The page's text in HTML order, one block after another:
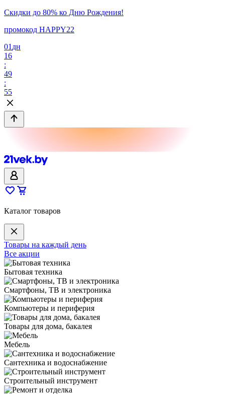
Скидки до 80% ко Дню Рождения!
промокод HAPPY22
01 дн
16
:
49
:
55
Каталог товаров
Товары на каждый день
Все акции
Бытовая техника
Смартфоны, ТВ и электроника
Компьютеры и периферия
Товары для дома, бакалея
Мебель
Сантехника и водоснабжение
Строительный инструмент